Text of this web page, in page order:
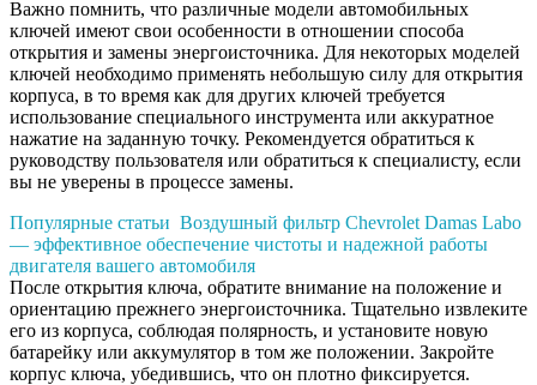
Важно помнить, что различные модели автомобильных
ключей имеют свои особенности в отношении способа
открытия и замены энергоисточника. Для некоторых моделей
ключей необходимо применять небольшую силу для открытия
корпуса, в то время как для других ключей требуется
использование специального инструмента или аккуратное
нажатие на заданную точку. Рекомендуется обратиться к
руководству пользователя или обратиться к специалисту, если
вы не уверены в процессе замены.
Популярные статьи Воздушный фильтр Chevrolet Damas Labo
— эффективное обеспечение чистоты и надежной работы
двигателя вашего автомобиля
После открытия ключа, обратите внимание на положение и
ориентацию прежнего энергоисточника. Тщательно извлеките
его из корпуса, соблюдая полярность, и установите новую
батарейку или аккумулятор в том же положении. Закройте
корпус ключа, убедившись, что он плотно фиксируется.